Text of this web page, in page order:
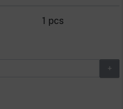
1 pcs